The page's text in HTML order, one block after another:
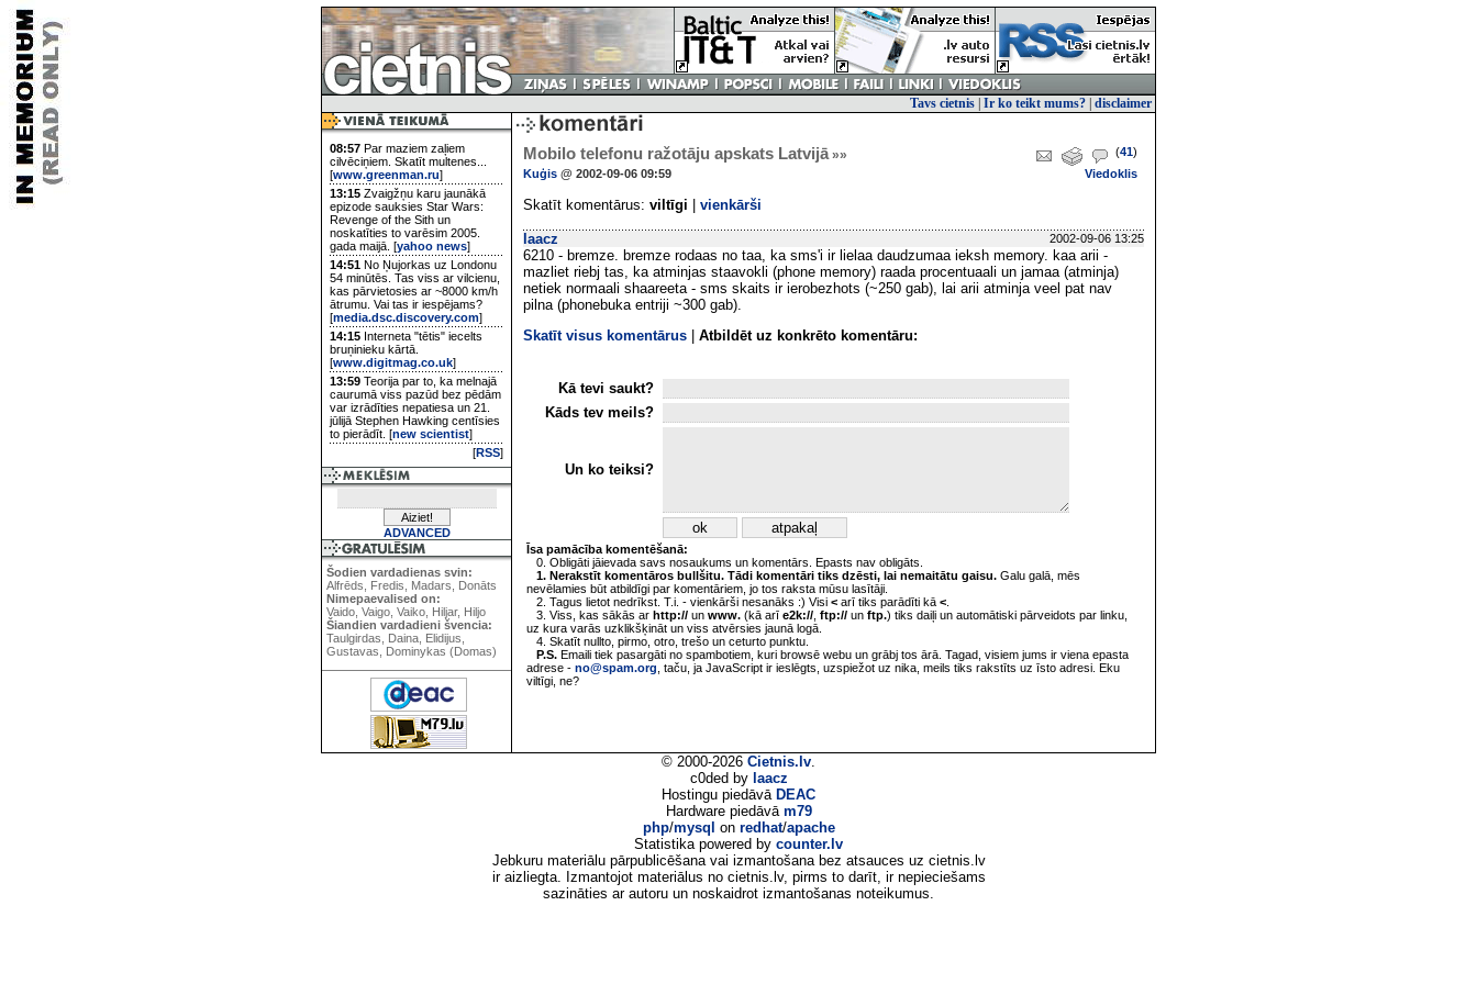
Tavs cietnis Ir ko teikt mums? disclaimer
08:57 Par maziem zaļiem
cilvēciņiem. Skatīt multenes...
[www.greenman.ru]
13:15 Zvaigžņu karu jaunākā
epizode sauksies Star Wars:
Revenge of the Sith un
noskatīties to varēsim 2005.
gada maijā. [yahoo news]
14:51 No Ņujorkas uz Londonu
54 minūtēs. Tas viss ar vilcienu,
kas pārvietosies ar ~8000 km/h
ātrumu. Vai tas ir iespējams?
[media.dsc.discovery.com]
14:15 Interneta "tētis" iecelts
bruņinieku kārtā.
[www.digitmag.co.uk]
13:59 Teorija par to, ka melnajā
caurumā viss pazūd bez pēdām
var izrādīties nepatiesa un 21.
jūlijā Stephen Hawking centīsies
to pierādīt. [new scientist]
[RSS]
ADVANCED
Šodien vardadienas svin:
Alfrēds, Fredis, Madars, Donāts
Nimepaevalised on:
Vaido, Vaigo, Vaiko, Hiljar, Hiljo
Šiandien vardadieni švencia:
Taulgirdas, Daina, Elidijus,
Gustavas, Dominykas (Domas)
Mobilo telefonu ražotāju apskats Latvijā»» (41)
Kuģis @ 2002-09-06 09:59 Viedoklis
Skatīt komentārus: viltīgi vienkārši
laacz 2002-09-06 13:25
6210 - bremze. bremze rodaas no taa, ka sms'i ir lielaa daudzumaa ieksh memory. kaa arii -
mazliet riebj tas, ka atminjas staavokli (phone memory) raada procentuaali un jamaa (atminja)
netiek normaali shaareeta - sms skaits ir ierobezhots (~250 gab), lai arii atminja veel pat nav
pilna (phonebuka entriji ~300 gab).
Skatīt visus komentārus
Atbildēt uz konkrēto komentāru:
Kā tevi saukt?
Kāds tev meils?
Un ko teiksi?
Īsa pamācība komentēšanā:
0. Obligāti jāievada savs nosaukums un komentārs. Epasts nav obligāts.
1. Nerakstīt komentāros bullšitu. Tādi komentāri tiks dzēsti, lai nemaitātu gaisu. Galu galā, mēs
nevēlamies būt atbildīgi par komentāriem, jo tos raksta mūsu lasītāji.
2. Tagus lietot nedrīkst. T.i. - vienkārši nesanāks :) Visi < arī tiks parādīti kā <
3. Viss, kas sākās ar http:// un www. (kā arī e2k:// ftp:// un ftp.) tiks daiļi un automātiski pārveidots par linku,
uz kura varās uzklikšķināt un viss atvērsies jaunā logā.
4. Skatīt nullto, pirmo, otro, trešo un ceturto punktu.
P.S. Emaili tiek pasargāti no spambotiem, kuri browsē webu un grābj tos ārā. Tagad, visiem jums ir viena epasta
adrese - no@spam.org , taču, ja JavaScript ir ieslēgts, uzspiežot uz nika, meils tiks rakstīts uz īsto adresi. Eku
viltīgi, ne?
© 2000-2026 Cietnis.lv.
c0ded by laacz
Hostingu piedāvā DEAC
Hardware piedāvā m79
php/mysql on redhat/apache
Statistika powered by counter.lv
Jebkuru materiālu pārpublicēšana vai izmantošana bez atsauces uz cietnis.lv
ir aizliegta. Izmantojot materiālus no cietnis.lv, pirms to darīt, ir nepieciešams
sazināties ar autoru un noskaidrot izmantošanas noteikumus.